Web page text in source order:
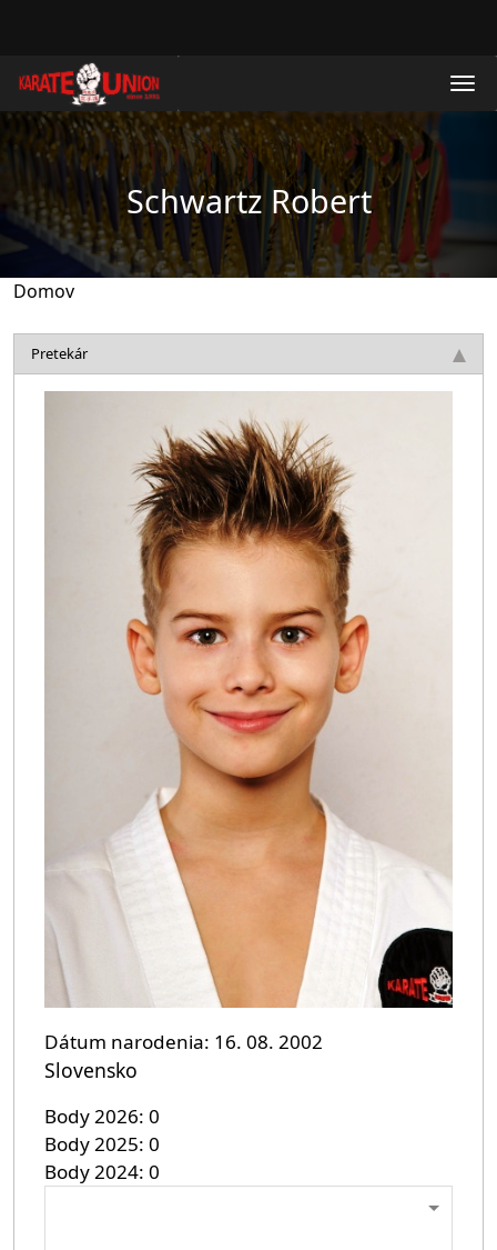
Schwartz Robert
Domov
Pretekár
Dátum narodenia 16. 08. 2002
Slovensko
Body 2026 0
Body 2025 0
Body 2024 0